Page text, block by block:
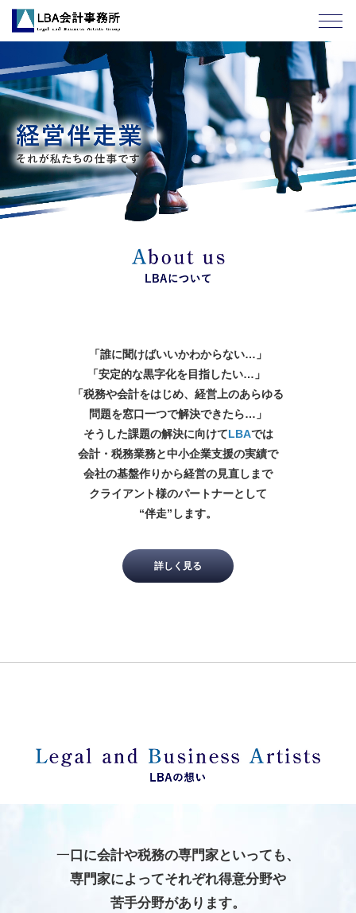
「誰に聞けばいいかわからない…」
「安定的な黒字化を目指したい…」
「税務や会計をはじめ、経営上のあらゆる
問題を窓口一つで解決できたら…」
そうした課題の解決に向けてLBAでは
会計・税務業務と中小企業支援の実績で
会社の基盤作りから経営の見直しまで
クライアント様のパートナーとして
“伴走”します。
詳しく見る
一口に会計や税務の専門家といっても、
専門家によってそれぞれ得意分野や
苦手分野があります。